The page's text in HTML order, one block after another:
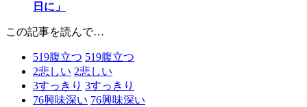
日に」
この記事を読んで…
519腹立つ 519腹立つ
2悲しい 2悲しい
3すっきり 3すっきり
76興味深い 76興味深い